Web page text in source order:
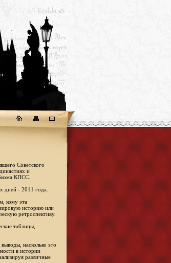
Советского
и
КПСС.
дней - 2011 года.
кому эта
историю или
ретроспективу.
таблицы,
насколько это
в истории
различные